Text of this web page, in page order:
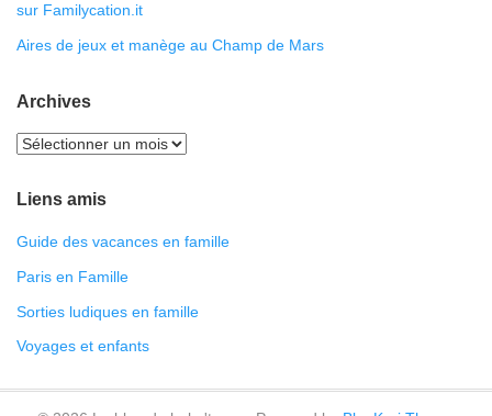
sur Familycation.it
Aires de jeux et manège au Champ de Mars
Archives
Liens amis
Guide des vacances en famille
Paris en Famille
Sorties ludiques en famille
Voyages et enfants